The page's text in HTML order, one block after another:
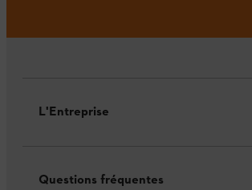
L'Entreprise
Questions fréquentes